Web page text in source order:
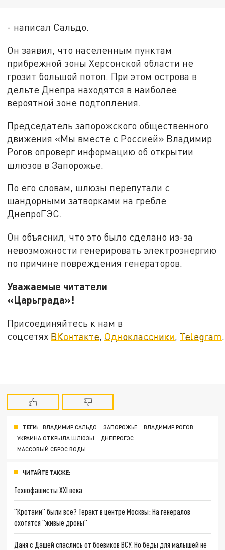
- написал Сальдо.
Он заявил, что населенным пунктам
прибрежной зоны Херсонской области не
грозит большой потоп. При этом острова в
дельте Днепра находятся в наиболее
вероятной зоне подтопления.
Председатель запорожского общественного
движения «Мы вместе с Россией» Владимир
Рогов опроверг информацию об открытии
шлюзов в Запорожье.
По его словам, шлюзы перепутали с
шандорными затворками на гребле
ДнепроГЭС.
Он объяснил, что это было сделано из-за
невозможности генерировать электроэнергию
по причине повреждения генераторов.
Уважаемые читатели
«Царьграда»!
Присоединяйтесь к нам в
соцсетях ВКонтакте, Одноклассники, Telegram.
ТЕГИ: ВЛАДИМИР САЛЬДО ЗАПОРОЖЬЕ
ВЛАДИМИР РОГОВ
УКРАИНА ОТКРЫЛА ШЛЮЗЫ
ДНЕПРОГЭС
МАССОВЫЙ СБРОС ВОДЫ
ЧИТАЙТЕ ТАКЖЕ:
Технофашисты XXI века
"Кротами" были все? Теракт в центре Москвы: На генералов
охотятся "живые дроны"
Даня с Дашей спаслись от боевиков ВСУ. Но беды для малышей не